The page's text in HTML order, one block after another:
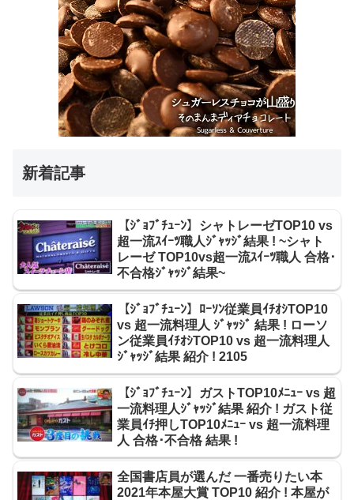
新着記事
【ｼﾞｮﾌﾞﾁｭｰﾝ】シャトレーゼTOP10 vs
超一流ｽｲｰﾂ職人ｼﾞｬｯｼﾞ結果 ! ~シャト
レーゼ TOP10vs超一流ｽｲｰﾂ職人 合格･
不合格ｼﾞｬｯｼﾞ結果~
【ｼﾞｮﾌﾞﾁｭｰﾝ】ﾛｰｿﾝ従業員ｲﾁｵｼTOP10
vs 超一流料理人 ｼﾞｬｯｼﾞ 結果 ! ローソ
ン従業員ｲﾁｵｼTOP10 vs 超一流料理人
ｼﾞｬｯｼﾞ結果 紹介 ! 2105
【ｼﾞｮﾌﾞﾁｭｰﾝ】ガストTOP10ﾒﾆｭｰ vs 超
一流料理人ｼﾞｬｯｼﾞ結果 紹介 ! ガスト従
業員ｲﾁ押しTOP10ﾒﾆｭｰ vs 超一流料理
人 合格･不合格 結果 !
全国書店員が選んだ 一番売りたい本
2021年本屋大賞 TOP10 紹介 ! 本屋が